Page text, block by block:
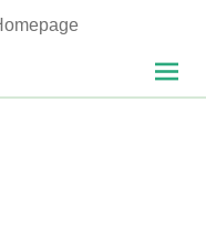
MENÜ